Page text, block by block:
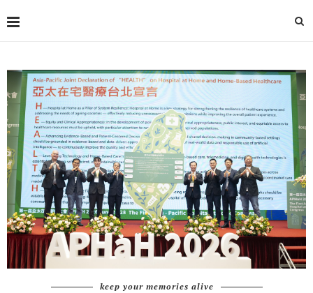
keep your memories alive